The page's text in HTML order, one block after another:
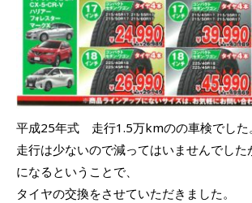
平成25年式 走行1.5万kmのの車検でした。
走行は少ないので減ってはいませんでし
になるということで、
タイヤの交換をさせていただきました。